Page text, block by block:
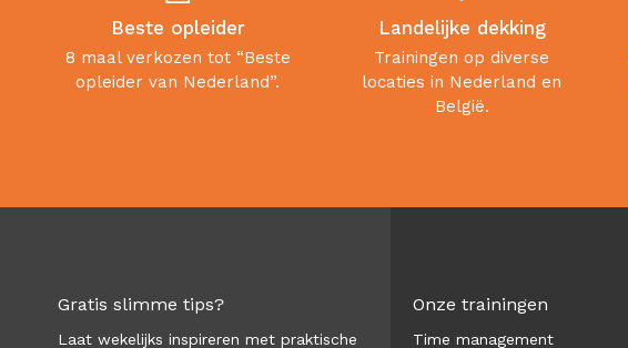
Beste opleider
8 maal verkozen tot “Beste
opleider van Nederland”.
Landelijke dekking
Trainingen op diverse
locaties in Nederland en
België.
Gratis slimme tips?
Laat wekelijks inspireren met praktische
Onze trainingen
Time management